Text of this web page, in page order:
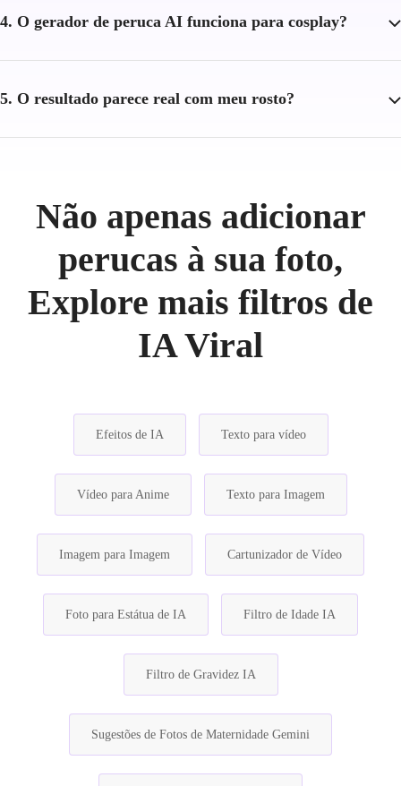
4. O gerador de peruca AI funciona para cosplay?
5. O resultado parece real com meu rosto?
Não apenas adicionar
perucas à sua foto,
Explore mais filtros de
IA Viral
Efeitos de IA Texto para vídeo
Vídeo para Anime Texto para Imagem
Imagem para Imagem Cartunizador de Vídeo
Foto para Estátua de IA Filtro de Idade IA
Filtro de Gravidez IA
Sugestões de Fotos de Maternidade Gemini